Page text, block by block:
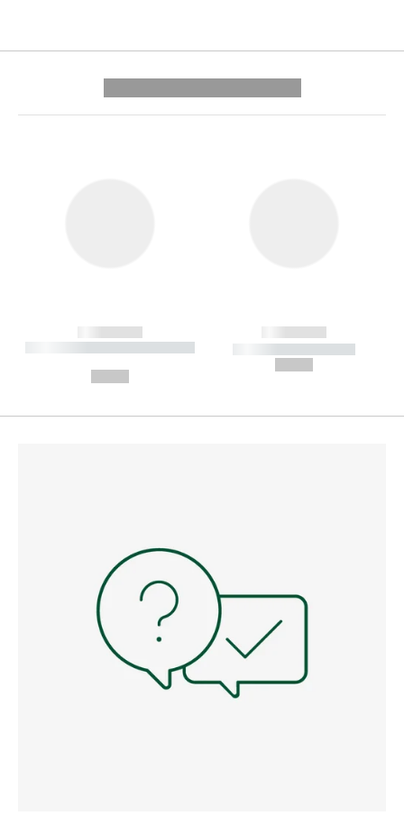
------------
----------- ----------- --------
------------
----------- -----------